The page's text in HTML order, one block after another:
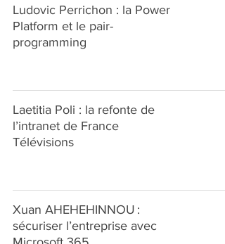
Ludovic Perrichon : la Power
Platform et le pair-
programming
Laetitia Poli : la refonte de
l’intranet de France
Télévisions
Xuan AHEHEHINNOU :
sécuriser l’entreprise avec